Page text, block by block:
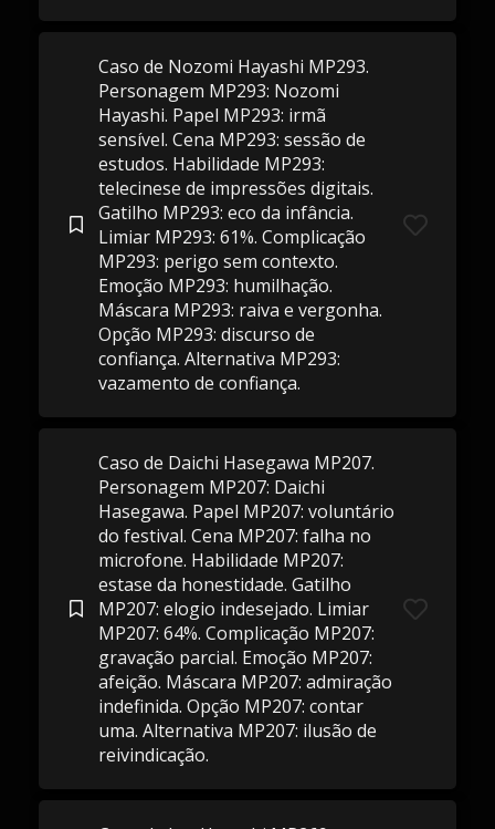
Caso de Nozomi Hayashi MP293.
Personagem MP293: Nozomi
Hayashi. Papel MP293: irmã
sensível. Cena MP293: sessão de
estudos. Habilidade MP293:
telecinese de impressões digitais.
Gatilho MP293: eco da infância.
Limiar MP293: 61%. Complicação
MP293: perigo sem contexto.
Emoção MP293: humilhação.
Máscara MP293: raiva e vergonha.
Opção MP293: discurso de
confiança. Alternativa MP293:
vazamento de confiança.
Caso de Daichi Hasegawa MP207.
Personagem MP207: Daichi
Hasegawa. Papel MP207: voluntário
do festival. Cena MP207: falha no
microfone. Habilidade MP207:
estase da honestidade. Gatilho
MP207: elogio indesejado. Limiar
MP207: 64%. Complicação MP207:
gravação parcial. Emoção MP207:
afeição. Máscara MP207: admiração
indefinida. Opção MP207: contar
uma. Alternativa MP207: ilusão de
reivindicação.